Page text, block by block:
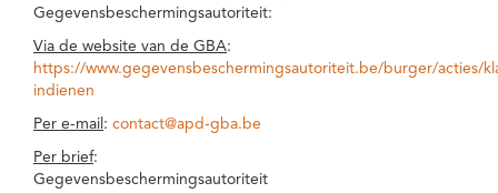
Gegevensbeschermingsautoriteit:
Via de website van de GBA:
https://www.gegevensbeschermingsautoriteit.be/burger/acties/
indienen
Per e-mail : contact@apd-gba.be
Per brief:
Gegevensbeschermingsautoriteit